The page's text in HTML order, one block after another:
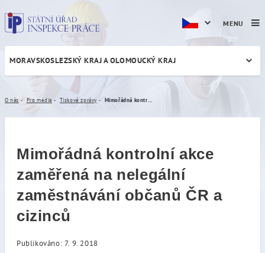
Mimořádná kontrolní akce
MORAVSKOSLEZSKÝ KRAJ A OLOMOUCKÝ KRAJ
O nás Pro média Tiskové zprávy
Mimořádná kontrolní akce
zaměřená na nelegální
zaměstnávání občanů ČR a
cizinců
Publikováno: 7. 9. 2018
MENU